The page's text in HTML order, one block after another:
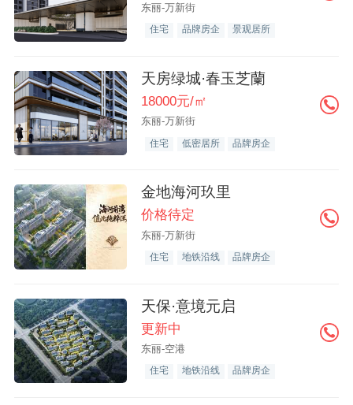
东丽-万新街
住宅 品牌房企 景观居所
天房绿城·春玉芝蘭
18000元/㎡
东丽-万新街
住宅 低密居所 品牌房企
金地海河玖里
价格待定
东丽-万新街
住宅 地铁沿线 品牌房企
天保·意境元启
更新中
东丽-空港
住宅 地铁沿线 品牌房企